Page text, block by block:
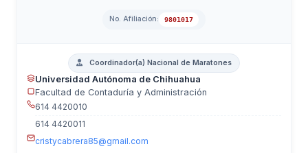
No. Afiliación: 9801017
Coordinador(a) Nacional de Maratones
Universidad Autónoma de Chihuahua
Facultad de Contaduría y Administración
614 4420010
614 4420011
cristycabrera85@gmail.com